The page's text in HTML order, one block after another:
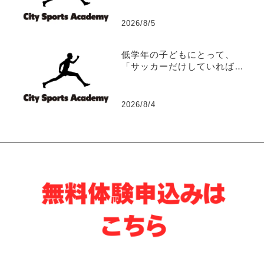
2026/8/5
低学年の子どもにとって、
「サッカーだけしていれば、
2026/8/4